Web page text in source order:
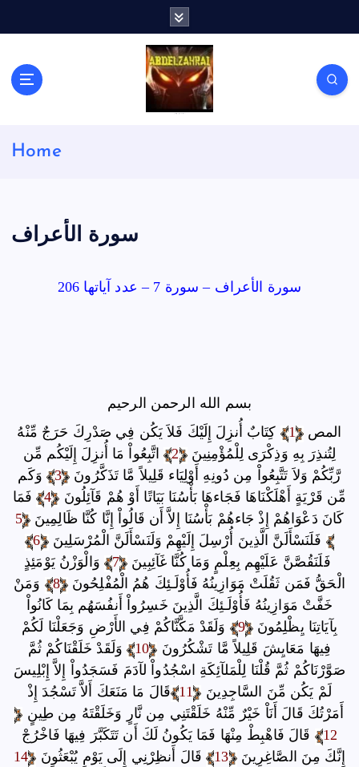
Home
سورة الأعراف
سورة الأعراف – سورة 7 – عدد آياتها 206
بسم الله الرحمن الرحيم
المص
1
كِتَابٌ أُنزِلَ إِلَيْكَ فَلاَ يَكُن فِي صَدْرِكَ حَرَجٌ مِّنْهُ
لِتُنذِرَ بِهِ وَذِكْرَى لِلْمُؤْمِنِينَ 2 اتَّبِعُواْ مَا أُنزِلَ إِلَيْكُم مِّن
رَّبِّكُمْ وَلاَ تَتَّبِعُواْ مِن دُونِهِ أَوْلِيَاء قَلِيلاً مَّا تَذَكَّرُونَ
3 وَكَم
مِّن قَرْيَةٍ أَهْلَكْنَاهَا فَجَاءهَا بَأْسُنَا بَيَاتًا أَوْ هُمْ قَآئِلُونَ
4 فَمَا
كَانَ دَعْوَاهُمْ إِذْ جَاءهُمْ بَأْسُنَا إِلاَّ أَن قَالُواْ إِنَّا كُنَّا ظَالِمِينَ 5
فَلَنَسْأَلَنَّ الَّذِينَ أُرْسِلَ إِلَيْهِمْ وَلَنَسْأَلَنَّ الْمُرْسَلِينَ 6
فَلَنَقُصَّنَّ عَلَيْهِم بِعِلْمٍ وَمَا كُنَّا غَآئِبِينَ
7
وَالْوَزْنُ يَوْمَئِذٍ
الْحَقُّ فَمَن ثَقُلَتْ مَوَازِينُهُ فَأُوْلَـئِكَ هُمُ الْمُفْلِحُونَ 8
وَمَنْ
خَفَّتْ مَوَازِينُهُ فَأُوْلَـئِكَ الَّذِينَ خَسِرُواْ أَنفُسَهُم بِمَا كَانُواْ
بِآيَاتِنَا يِظْلِمُونَ 9
وَلَقَدْ مَكَّنَّاكُمْ فِي الأَرْضِ وَجَعَلْنَا لَكُمْ
فِيهَا مَعَايِشَ قَلِيلاً مَّا تَشْكُرُونَ
10 وَلَقَدْ خَلَقْنَاكُمْ ثُمَّ
صَوَّرْنَاكُمْ ثُمَّ قُلْنَا لِلْمَلآئِكَةِ اسْجُدُواْ لآدَمَ فَسَجَدُواْ إِلاَّ إِبْلِيسَ
لَمْ يَكُن مِّنَ السَّاجِدِينَ
11 قَالَ مَا مَنَعَكَ أَلاَّ تَسْجُدَ إِذْ
أَمَرْتُكَ قَالَ أَنَاْ خَيْرٌ مِّنْهُ خَلَقْتَنِي مِن نَّارٍ وَخَلَقْتَهُ مِن طِينٍ
12
قَالَ فَاهْبِطْ مِنْهَا فَمَا يَكُونُ لَكَ أَن تَتَكَبَّرَ فِيهَا فَاخْرُجْ
إِنَّكَ مِنَ الصَّاغِرِينَ 13 قَالَ أَنظِرْنِي إِلَى يَوْمِ يُبْعَثُونَ
14